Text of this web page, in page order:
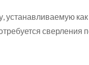
устанавливаемую
сверления